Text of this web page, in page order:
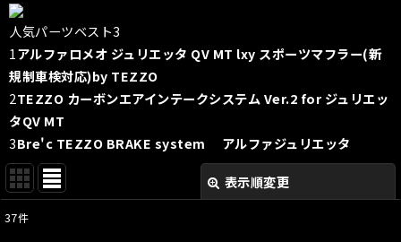
人気パーツベスト3
1アルファロメオ ジュリエッタ QV MT lxy スポーツマフラー(新
規制車検対応)by TEZZO
2TEZZO カーボンエアインテークシステム Ver.2 for ジュリエッ
タQV MT
3Bre'c TEZZO BRAKE system アルファジュリエッタ
表示順変更
37件